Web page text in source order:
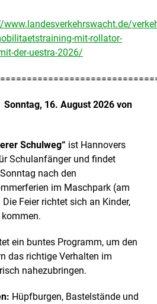
www.landesverkehrswacht.de/
mit-rollator-
der-uestra-2026/
August 2026 von
Schulweg“ ist Hannovers
Schulanfänger und findet
nach den
im Maschpark (am
Feier richtet sich an Kinder,
ein buntes Programm, um den
das richtige Verhalten im
nahezubringen.
Hüpfburgen, Bastelstände und